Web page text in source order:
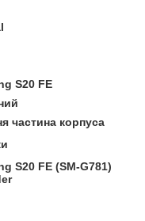
S20 FE
частина корпуса
S20 FE (SM-G781)